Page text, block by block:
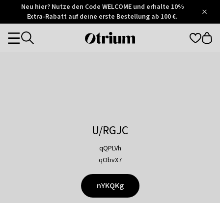
Otrium
Trustpilot
Neu hier? Nutze den Code WELCOME und erhalte 10%
Extra-Rabatt auf deine erste Bestellung ab 100 €.
Otrium
Categories
U/RGJC
qQPLVh
qObvX7
nYKQKg